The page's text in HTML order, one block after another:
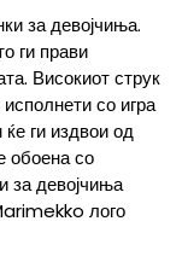
за девојчиња.
ги прави
Високиот струк
со игра
ги издвои од
обоена со
за девојчиња
лого